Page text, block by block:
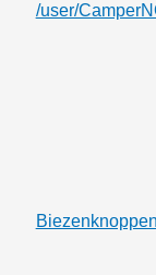
/user/